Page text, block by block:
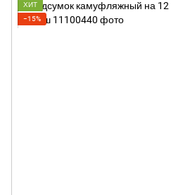
ХИТ
−15%